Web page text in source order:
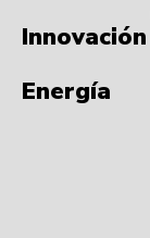
Innovación
Energía